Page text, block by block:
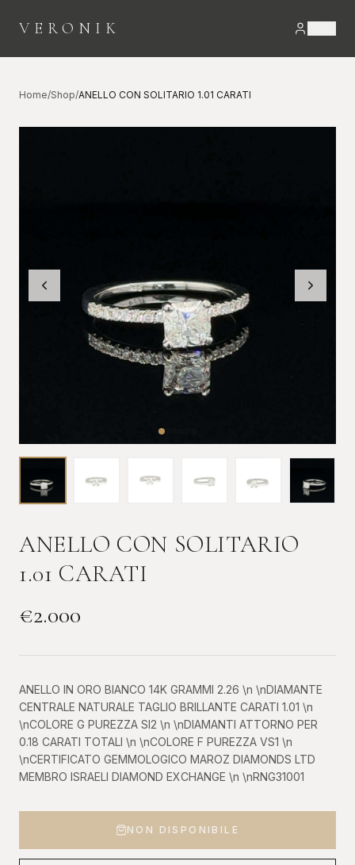
VERONIK
Home/Shop/ANELLO CON SOLITARIO 1.01 CARATI
ANELLO CON SOLITARIO
1.01 CARATI
€2.000
ANELLO IN ORO BIANCO 14K GRAMMI 2.26 \n \nDIAMANTE
CENTRALE NATURALE TAGLIO BRILLANTE CARATI 1.01 \n
\nCOLORE G PUREZZA SI2 \n \nDIAMANTI ATTORNO PER
0.18 CARATI TOTALI \n \nCOLORE F PUREZZA VS1 \n
\nCERTIFICATO GEMMOLOGICO MAROZ DIAMONDS LTD
MEMBRO ISRAELI DIAMOND EXCHANGE \n \nRNG31001
NON DISPONIBILE